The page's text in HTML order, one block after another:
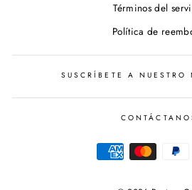
Términos del
Política de
SUSCRÍBETE A NUESTRO